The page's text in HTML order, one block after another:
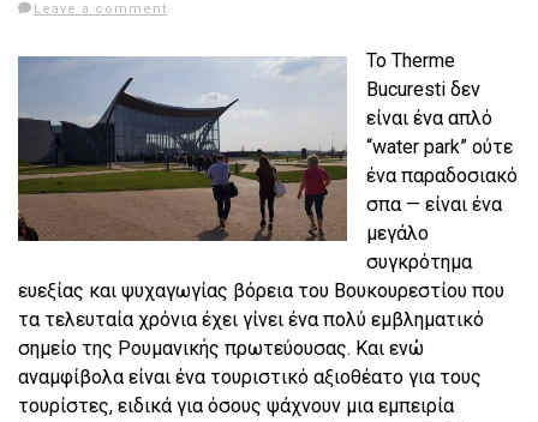
Leave a comment
Το Therme
Bucuresti δεν
είναι ένα απλό
“water park” ούτε
ένα παραδοσιακό
σπα — είναι ένα
μεγάλο
συγκρότημα
ευεξίας και ψυχαγωγίας βόρεια του Βουκουρεστίου που
τα τελευταία χρόνια έχει γίνει ένα πολύ εμβληματικό
σημείο της Ρουμανικής πρωτεύουσας. Και ενώ
αναμφίβολα είναι ένα τουριστικό αξιοθέατο για τους
τουρίστες, ειδικά για όσους ψάχνουν μια εμπειρία